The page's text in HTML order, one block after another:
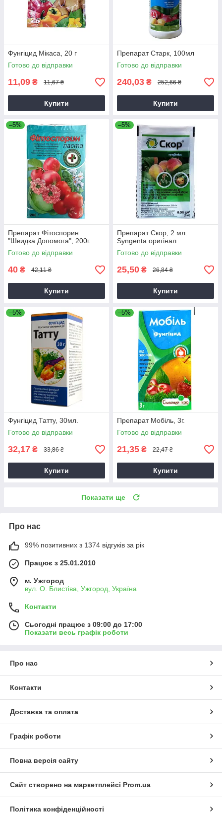
Фунгіцид Мікаса, 20 г
Готово до відправки
11,09 ₴ 11,67 ₴
Купити
Препарат Старк, 100мл
Готово до відправки
240,03 ₴ 252,66 ₴
Купити
–5%
Препарат Фітоспорин
"Швидка Допомога", 200г.
Готово до відправки
40 ₴ 42,11 ₴
Купити
–5%
Препарат Скор, 2 мл.
Syngenta оригінал
Готово до відправки
25,50 ₴ 26,84 ₴
Купити
–5%
Фунгіцид Татту, 30мл.
Готово до відправки
32,17 ₴ 33,86 ₴
Купити
–5%
Препарат Мобіль, 3г.
Готово до відправки
21,35 ₴ 22,47 ₴
Купити
Показати ще
Про нас
99% позитивних з 1374 відгуків за рік
Працює з 25.01.2010
м. Ужгород
вул. О. Блистіва, Ужгород, Україна
Контакти
Сьогодні працює з 09:00 до 17:00
Показати весь графік роботи
Про нас
Контакти
Доставка та оплата
Графік роботи
Повна версія сайту
Сайт створено на маркетплейсі Prom.ua
Політика конфіденційності